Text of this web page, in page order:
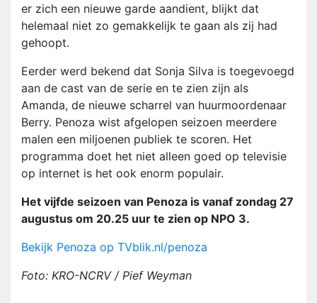
er zich een nieuwe garde aandient, blijkt dat
helemaal niet zo gemakkelijk te gaan als zij had
gehoopt.
Eerder werd bekend dat Sonja Silva is toegevoegd
aan de cast van de serie en te zien zijn als
Amanda, de nieuwe scharrel van huurmoordenaar
Berry. Penoza wist afgelopen seizoen meerdere
malen een miljoenen publiek te scoren. Het
programma doet het niet alleen goed op televisie
op internet is het ook enorm populair.
Het vijfde seizoen van Penoza is vanaf zondag 27
augustus om 20.25 uur te zien op NPO 3.
Bekijk Penoza op TVblik.nl/penoza
Foto: KRO-NCRV / Pief Weyman